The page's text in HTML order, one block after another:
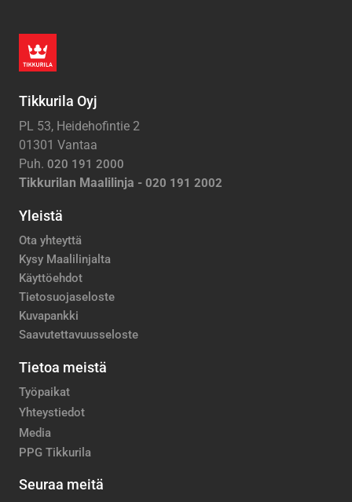
Tikkurila Oyj
PL 53, Heidehofintie 2
01301 Vantaa
Puh. 020 191 2000
Tikkurilan Maalilinja - 020 191 2002
Yleistä
Ota yhteyttä
Kysy Maalilinjalta
Käyttöehdot
Tietosuojaseloste
Kuvapankki
Saavutettavuusseloste
Tietoa meistä
Työpaikat
Yhteystiedot
Media
PPG Tikkurila
Seuraa meitä